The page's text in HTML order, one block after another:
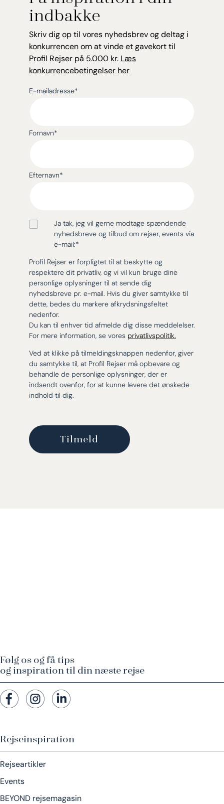
indbakke
Skriv dig op til vores nyhedsbrev og deltag i
konkurrencen om at vinde et gavekort til
Profil Rejser på 5.000 kr. Læs
konkurrencebetingelser her
E-mailadresse*
Fornavn*
Efternavn*
Ja tak, jeg vil gerne modtage spændende
nyhedsbreve og tilbud om rejser, events via
e-mail:*
Profil Rejser er forpligtet til at beskytte og
respektere dit privatliv, og vi vil kun bruge dine
personlige oplysninger til at sende dig
nyhedsbreve pr. e-mail. Hvis du giver samtykke til
dette, bedes du markere afkrydsningsfeltet
nedenfor.
Du kan til enhver tid afmelde dig disse meddelelser.
For mere information, se vores privatlivspolitik.
Ved at klikke på tilmeldingsknappen nedenfor, giver
du samtykke til, at Profil Rejser må opbevare og
behandle de personlige oplysninger, der er
indsendt ovenfor, for at kunne levere det ønskede
indhold til dig.
Rejseinspiration
Rejseartikler
Events
BEYOND rejsemagasin
Følg os og få tips
og inspiration til din næste rejse